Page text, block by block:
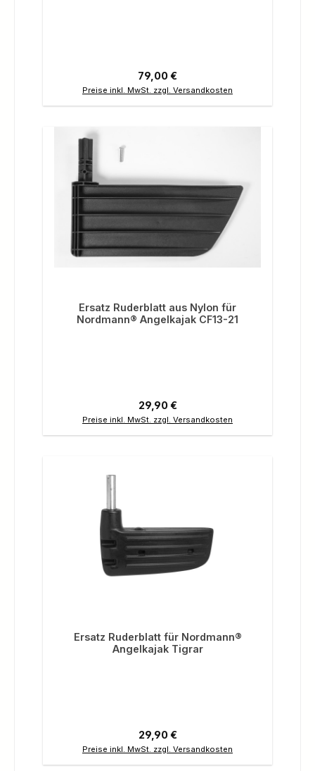
Regulärer Preis:
79,00 €
Preise inkl. MwSt. zzgl. Versandkosten
Ersatz Ruderblatt aus Nylon für
Nordmann® Angelkajak CF13-21
Regulärer Preis:
29,90 €
Preise inkl. MwSt. zzgl. Versandkosten
Ersatz Ruderblatt für Nordmann®
Angelkajak Tigrar
Regulärer Preis:
29,90 €
Preise inkl. MwSt. zzgl. Versandkosten